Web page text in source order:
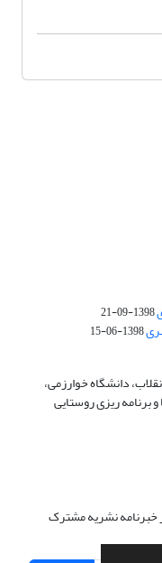
1398-09-21
1398-06-15
دانشگاه خوارزمی،
برنامه ریزی روستایی
خبرنامه نشریه مشترک